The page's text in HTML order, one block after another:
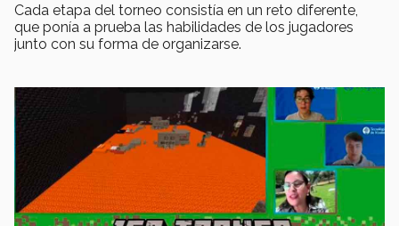
Cada etapa del torneo consistía en un reto diferente,
que ponía a prueba las habilidades de los jugadores
junto con su forma de organizarse.